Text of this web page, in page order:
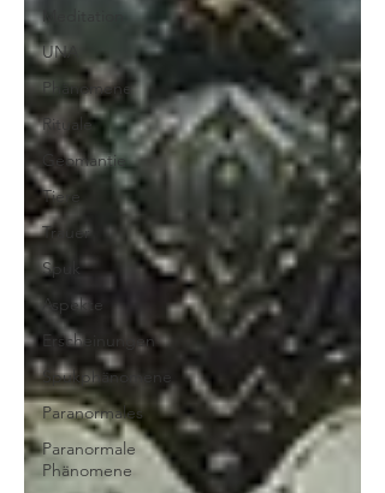
Meditation
UNA
Phänomene
Rituale
Geomantie
Tiere
Trauer
Spuk
Aspekte
Erscheinungen
Spukphänomene
Paranormales
Paranormale
Phänomene